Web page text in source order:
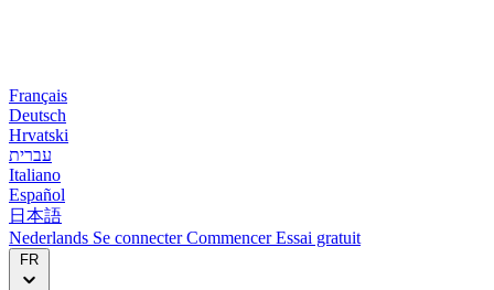
Français
Deutsch
Hrvatski
עברית
Italiano
Español
日本語
Nederlands Se connecterCommencerEssai gratuit
FR